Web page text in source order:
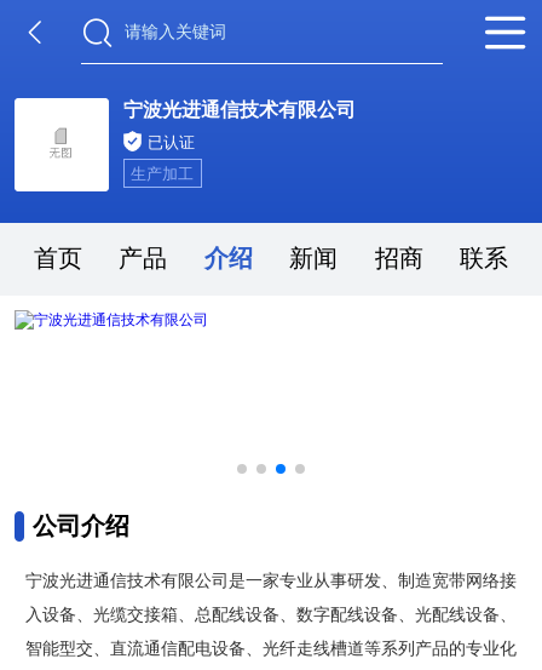
宁波光进通信技术有限公司
已认证
生产加工
首页 产品 介绍 新闻 招商 联系
公司介绍
宁波光进通信技术有限公司是一家专业从事研发、制造宽带网络接
入设备、光缆交接箱、总配线设备、数字配线设备、光配线设备、
智能型交、直流通信配电设备、光纤走线槽道等系列产品的专业化